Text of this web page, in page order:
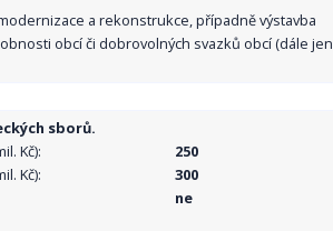
a rekonstrukce, případně výstavba
obcí či dobrovolných svazků obcí (dále jen
sborů.
Kč):
250
Kč):
300
ne